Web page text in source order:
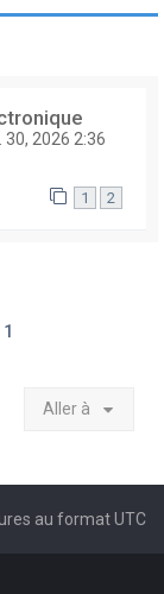
e
30, 2026 2:36
1 2
1
Aller à
au formatUTC